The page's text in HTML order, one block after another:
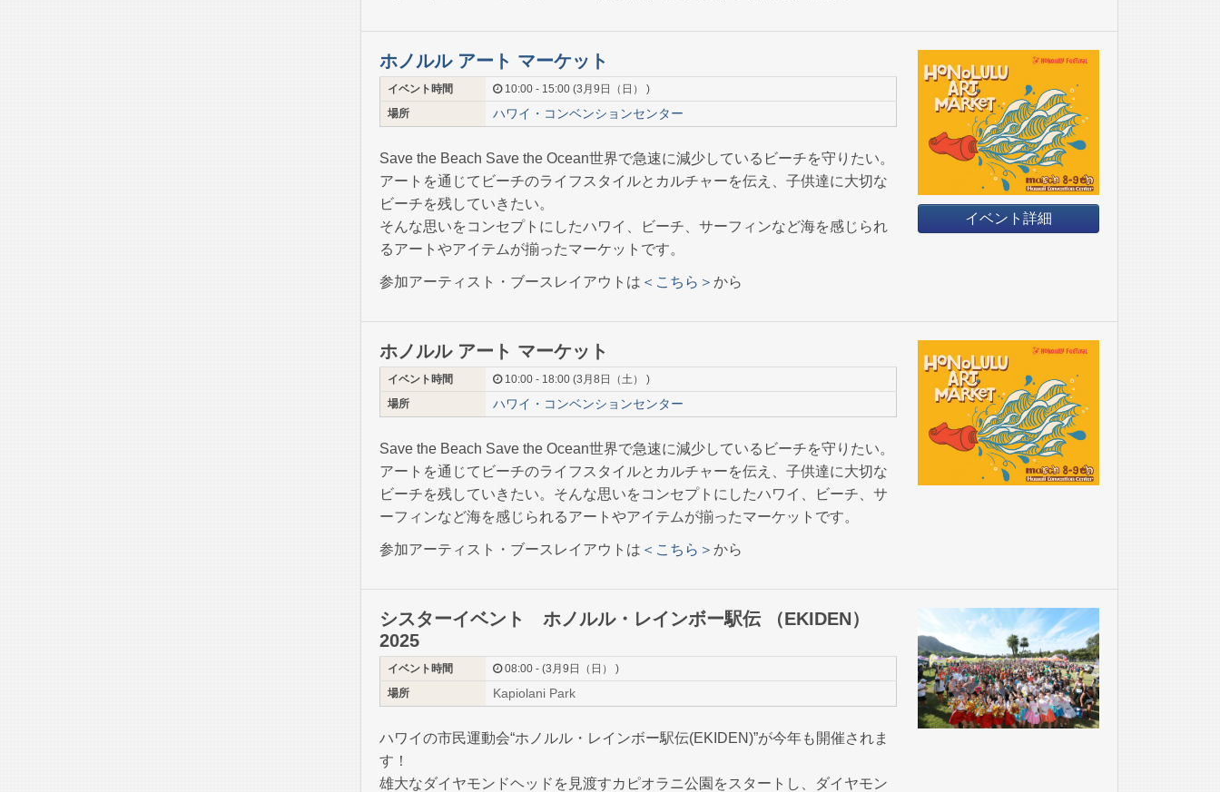
ホノルル アート マーケット
イベント時間
10:00 - 15:00 (3月9日（日） )
場所
ハワイ・コンベンションセンター
Save the Beach Save the Ocean世界で急速に減少しているビーチを守りたい。
アートを通じてビーチのライフスタイルとカルチャーを伝え、子供達に大切な
ビーチを残していきたい。
そんな思いをコンセプトにしたハワイ、ビーチ、サーフィンなど海を感じられ
るアートやアイテムが揃ったマーケットです。
参加アーティスト・ブースレイアウトは ＜こちら＞ から
イベント詳細
ホノルル アート マーケット
イベント時間
10:00 - 18:00 (3月8日（土） )
場所
ハワイ・コンベンションセンター
Save the Beach Save the Ocean世界で急速に減少しているビーチを守りたい。
アートを通じてビーチのライフスタイルとカルチャーを伝え、子供達に大切な
ビーチを残していきたい。そんな思いをコンセプトにしたハワイ、ビーチ、サ
ーフィンなど海を感じられるアートやアイテムが揃ったマーケットです。
参加アーティスト・ブースレイアウトは ＜こちら＞ から
シスターイベント ホノルル・レインボー駅伝 （EKIDEN）
2025
イベント時間
08:00 - (3月9日（日） )
場所
Kapiolani Park
ハワイの市民運動会“ホノルル・レインボー駅伝(EKIDEN)”が今年も開催されま
す！
雄大なダイヤモンドヘッドを見渡すカピオラニ公園をスタートし、ダイヤモン